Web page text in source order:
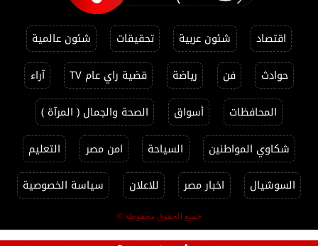
اقتصاد شئون عربية تحقيقات
شئون عالمية
حوادث
فن رياضة قضية راي عام TV
آراء
المحافظات
أسواق
الصحة والجمال ( المرآة )
شكاوي المواطنين
السياحة امن مصر
التعليم
السوشيال
اخبار مصر للاعلان سياسة الخصوصية
جميع الحقوق محفوظة ©